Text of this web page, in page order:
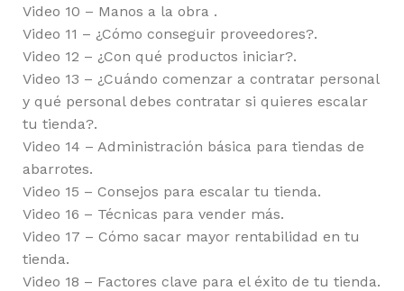
Video 10 – Manos a la obra .
Video 11 – ¿Cómo conseguir proveedores?.
Video 12 – ¿Con qué productos iniciar?.
Video 13 – ¿Cuándo comenzar a contratar personal
y qué personal debes contratar si quieres escalar
tu tienda?.
Video 14 – Administración básica para tiendas de
abarrotes.
Video 15 – Consejos para escalar tu tienda.
Video 16 – Técnicas para vender más.
Video 17 – Cómo sacar mayor rentabilidad en tu
tienda.
Video 18 – Factores clave para el éxito de tu tienda.